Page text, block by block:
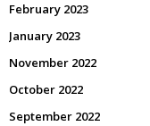
February 2023
January 2023
November 2022
October 2022
September 2022